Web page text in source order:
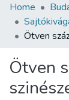
All of
Statistics
About us
Home
Ötven